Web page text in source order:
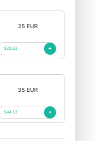
25 EUR
$31.52
35 EUR
$44.12